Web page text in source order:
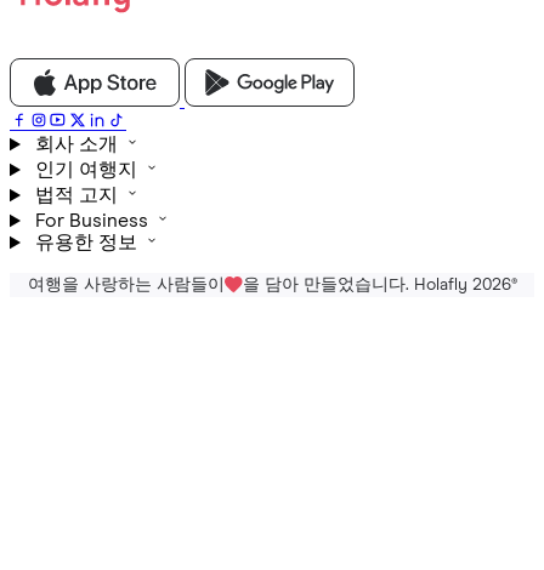
회사 소개
인기 여행지
법적 고지
For Business
유용한 정보
여행을 사랑하는 사람들이 을 담아 만들었습니다. Holafly 2026®